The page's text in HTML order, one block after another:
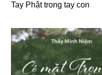
Tay Phật trong tay con